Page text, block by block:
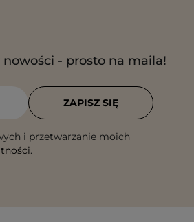
- prosto na maila!
i przetwarzanie moich
.
ZAPISZ SIĘ